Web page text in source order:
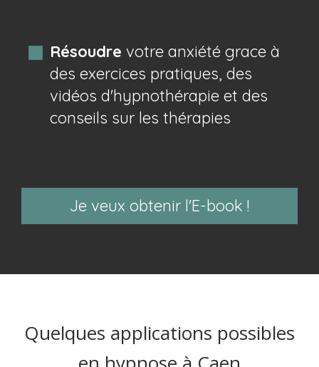
Résoudre votre anxiété grace à
des exercices pratiques, des
vidéos d'hypnothérapie et des
conseils sur les thérapies
Je veux obtenir l'E-book !
Quelques applications possibles